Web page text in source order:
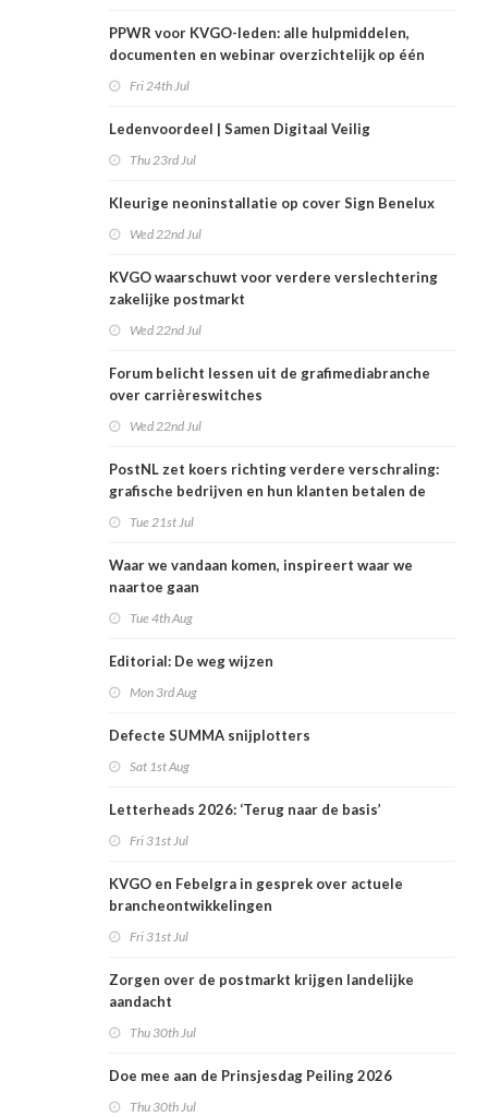
PPWR voor KVGO-leden: alle hulpmiddelen,
documenten en webinar overzichtelijk op één
Fri 24th Jul
Ledenvoordeel | Samen Digitaal Veilig
Thu 23rd Jul
Kleurige neoninstallatie op cover Sign Benelux
Wed 22nd Jul
KVGO waarschuwt voor verdere verslechtering
zakelijke postmarkt
Wed 22nd Jul
Forum belicht lessen uit de grafimediabranche
over carrièreswitches
Wed 22nd Jul
PostNL zet koers richting verdere verschraling:
grafische bedrijven en hun klanten betalen de
Tue 21st Jul
Waar we vandaan komen, inspireert waar we
naartoe gaan
Tue 4th Aug
Editorial: De weg wijzen
Mon 3rd Aug
Defecte SUMMA snijplotters
Sat 1st Aug
Letterheads 2026: ‘Terug naar de basis’
Fri 31st Jul
KVGO en Febelgra in gesprek over actuele
brancheontwikkelingen
Fri 31st Jul
Zorgen over de postmarkt krijgen landelijke
aandacht
Thu 30th Jul
Doe mee aan de Prinsjesdag Peiling 2026
Thu 30th Jul